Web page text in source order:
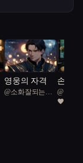
영웅의 자격
@소화잘되는고
손가
@달콩